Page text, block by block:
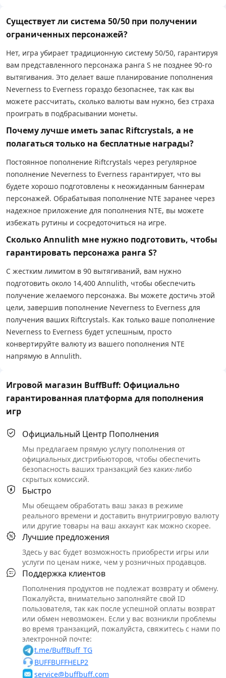
Существует ли система 50/50 при получении
ограниченных персонажей?
Нет, игра убирает традиционную систему 50/50, гарантируя
вам представленного персонажа ранга S не позднее 90-го
вытягивания. Это делает ваше планирование пополнения
Neverness to Everness гораздо безопаснее, так как вы
можете рассчитать, сколько валюты вам нужно, без страха
проиграть в подбрасывании монеты.
Почему лучше иметь запас Riftcrystals, а не
полагаться только на бесплатные награды?
Постоянное пополнение Riftcrystals через регулярное
пополнение Neverness to Everness гарантирует, что вы
будете хорошо подготовлены к неожиданным баннерам
персонажей. Обрабатывая пополнение NTE заранее через
надежное приложение для пополнения NTE, вы можете
избежать рутины и сосредоточиться на игре.
Сколько Annulith мне нужно подготовить, чтобы
гарантировать персонажа ранга S?
С жестким лимитом в 90 вытягиваний, вам нужно
подготовить около 14,400 Annulith, чтобы обеспечить
получение желаемого персонажа. Вы можете достичь этой
цели, завершив пополнение Neverness to Everness для
получения ваших Riftcrystals. Как только ваше пополнение
Neverness to Everness будет успешным, просто
конвертируйте валюту из вашего пополнения NTE
напрямую в Annulith.
Игровой магазин BuffBuff: Официально
гарантированная платформа для пополнения
игр
Официальный Центр Пополнения
Мы предлагаем прямую услугу пополнения от
официальных дистрибьюторов, чтобы обеспечить
безопасность ваших транзакций без каких-либо
скрытых комиссий.
Быстро
Мы обещаем обработать ваш заказ в режиме
реального времени и доставить внутриигровую валюту
или другие товары на ваш аккаунт как можно скорее.
Лучшие предложения
Здесь у вас будет возможность приобрести игры или
услуги по ценам ниже, чем у розничных продавцов.
Поддержка клиентов
Пополнения продуктов не подлежат возврату и обмену.
Пожалуйста, внимательно заполняйте свой ID
пользователя, так как после успешной оплаты возврат
или обмен невозможен. Если у вас возникли проблемы
во время транзакций, пожалуйста, свяжитесь с нами по
электронной почте:
t.me/BuffBuff_TG
BUFFBUFFHELP2
service@buffbuff.com